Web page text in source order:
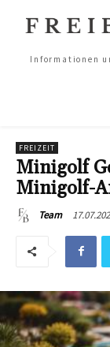
Informationen
FREIZEIT
Minigolf
Minigolf-
Team